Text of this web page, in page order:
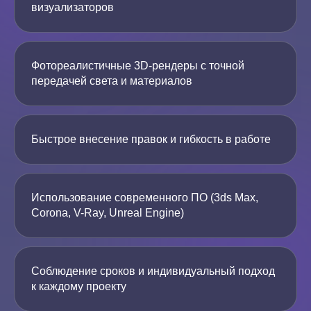
визуализаторов
Фотореалистичные 3D-рендеры с точной
передачей света и материалов
Быстрое внесение правок и гибкость в работе
Использование современного ПО (3ds Max,
Corona, V-Ray, Unreal Engine)
Соблюдение сроков и индивидуальный подход
к каждому проекту